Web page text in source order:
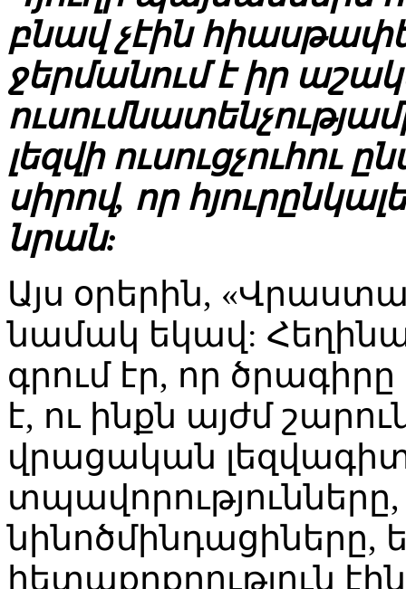
բնավ չէին
ջերմանում է իր
լեզվի ուսուցչուհու
սիրով, որ
նրան:
Այս օրերին,
նամակ եկավ:
գրում էր, որ
է, ու ինքն այժմ
վրացական
տպավորությունները,
նինոծմինդացիները,
հետաքրքրություն